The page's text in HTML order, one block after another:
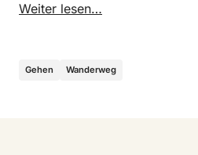
lohnt sich ein
Weiter lesen…
Gehen Wanderweg